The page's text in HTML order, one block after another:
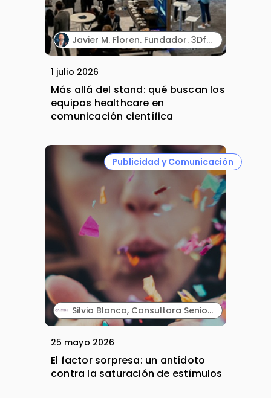
Javier M. Floren. Fundador. 3DforScience.
1 julio 2026
Más allá del stand: qué buscan los
equipos healthcare en
comunicación científica
Publicidad y Comunicación
Silvia Blanco, Consultora Senior y Carla Vallès, Manager Senior. ANIMA.
25 mayo 2026
El factor sorpresa: un antídoto
contra la saturación de estímulos